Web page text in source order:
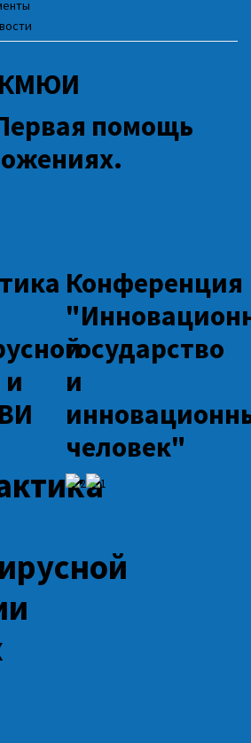
помощь
Конференция
государство
и
человек"